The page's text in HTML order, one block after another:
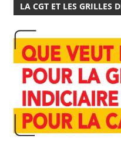
LA CGT ET LES GRILLES